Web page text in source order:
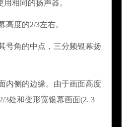
相同的扬声器。
度的2/3左右。
角的中点，三分频银幕扬
侧的边缘。由于画面高度
3处和变形宽银幕画面(2. 3